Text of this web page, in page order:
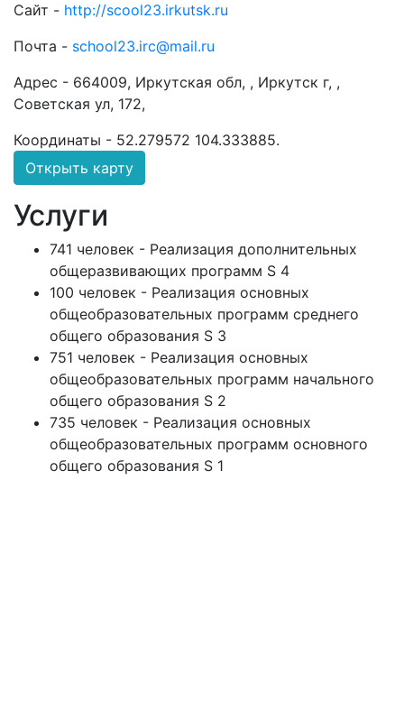
Сайт - http://scool23.irkutsk.ru
Почта - school23.irc@mail.ru
Адрес - 664009, Иркутская обл, , Иркутск г, ,
Советская ул, 172,
Координаты - 52.279572 104.333885.
Открыть карту
Услуги
741 человек - Реализация дополнительных
общеразвивающих программ S 4
100 человек - Реализация основных
общеобразовательных программ среднего
общего образования S 3
751 человек - Реализация основных
общеобразовательных программ начального
общего образования S 2
735 человек - Реализация основных
общеобразовательных программ основного
общего образования S 1